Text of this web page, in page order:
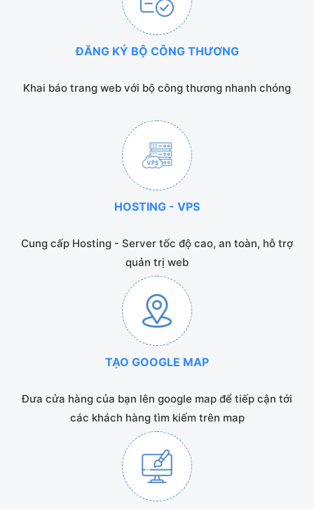
ĐĂNG KÝ BỘ CÔNG THƯƠNG
Khai báo trang web với bộ công thương nhanh chóng
HOSTING - VPS
Cung cấp Hosting - Server tốc độ cao, an toàn, hỗ trợ
quản trị web
TẠO GOOGLE MAP
Đưa cửa hàng của bạn lên google map để tiếp cận tới
các khách hàng tìm kiếm trên map